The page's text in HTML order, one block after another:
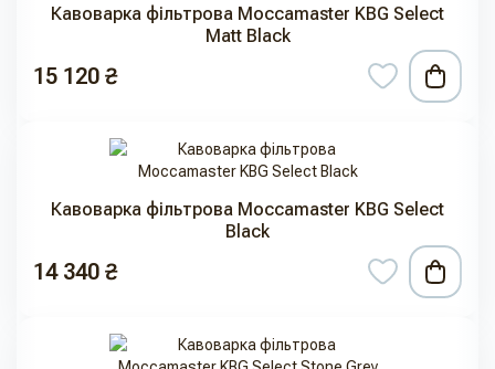
Кавоварка фільтрова Moccamaster KBG Select
Matt Black
15 120 ₴
Кавоварка фільтрова Moccamaster KBG Select
Black
14 340 ₴